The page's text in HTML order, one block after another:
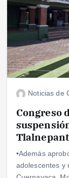
Noticias de
Congreso
•Además
adolescentes y